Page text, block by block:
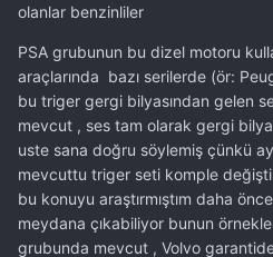
olanlar benzinliler
PSA grubunun bu dizel motoru
araçlarında bazı serilerde (ör:
bu triger gergi bilyasından gelen
mevcut , ses tam olarak gergi
uste sana doğru söylemiş çünkü
mevcuttu triger seti komple
bu konuyu araştırmıştım daha
meydana çıkabiliyor bunun
grubunda mevcut , Volvo